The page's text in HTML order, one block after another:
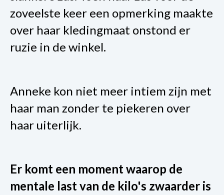
zoveelste keer een opmerking maakte
over haar kledingmaat onstond er
ruzie in de winkel.
Anneke kon niet meer intiem zijn met
haar man zonder te piekeren over
haar uiterlijk.
Er komt een moment waarop de
mentale last van de kilo's zwaarder is